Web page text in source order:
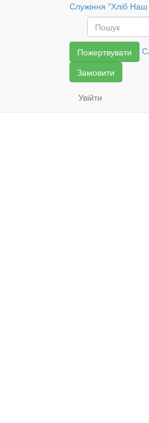
Служіння "Хліб
Пожертвувати
Замовити
Увійти